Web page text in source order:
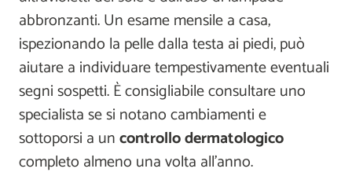
abbronzanti. Un esame mensile a casa,
ispezionando la pelle dalla testa ai piedi, può
aiutare a individuare tempestivamente eventuali
segni sospetti. È consigliabile consultare uno
specialista se si notano cambiamenti e
sottoporsi a uncontrollo dermatologico
completo almeno una volta all’anno.